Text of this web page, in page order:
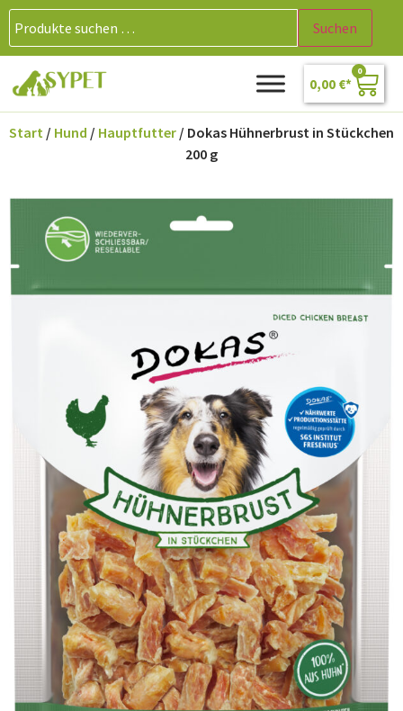
Suchen
0,00 €
0
Start / Hund / Hauptfutter / Dokas Hühnerbrust in Stückchen
200 g